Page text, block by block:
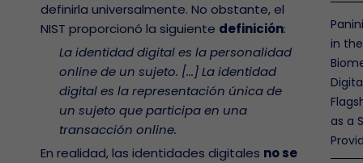
definirla universalmente. No obstante, el
NIST proporcionó la siguiente definición:
La identidad digital es la personalidad
online de un sujeto. [...] La identidad
digital es la representación única de
un sujeto que participa en una
transacción online.
En realidad, las identidades digitales no se
in
as a